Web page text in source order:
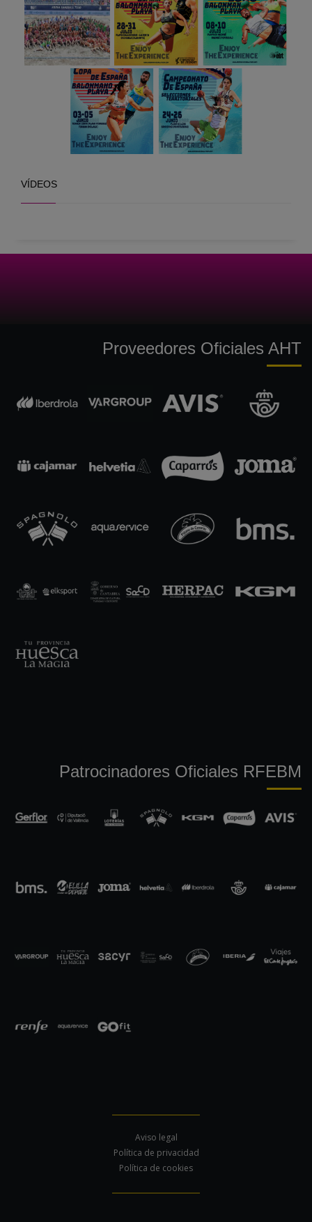
VÍDEOS
Proveedores Oficiales AHT
Patrocinadores Oficiales RFEBM
Aviso legal
Política de privacidad
Política de cookies